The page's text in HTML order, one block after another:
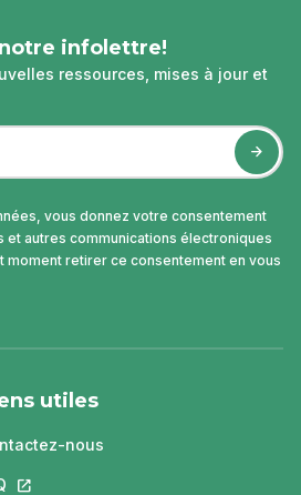
infolettre!
ressources, mises à jour et
vous donnez votre consentement
autres communications électroniques
moment retirer ce consentement en vous
s'ouvrira dans un nouvel onglet.
utiles
nous
Ce lien s'ouvrira dans un nouvel